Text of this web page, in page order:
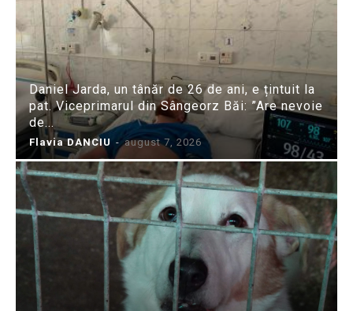
Daniel Jarda, un tânăr de 26 de ani, e țintuit la
pat. Viceprimarul din Sângeorz Băi: ”Are nevoie
de...
Flavia DANCIU - august 7, 2026